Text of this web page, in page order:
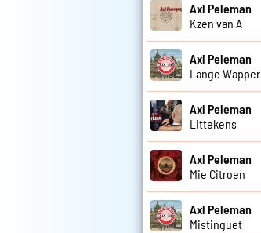
Axl Peleman
Kzen van A
Axl Peleman
Lange Wapper
Axl Peleman
Littekens
Axl Peleman
Mie Citroen
Axl Peleman
Mistinguet